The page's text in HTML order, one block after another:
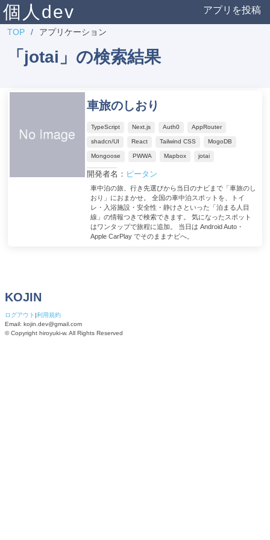
個人dev アプリを投稿
TOP アプリケーション
「jotai」の検索結果
車旅のしおり
TypeScript Next.js Auth0 AppRouter
shadcn/UI React Tailwind CSS MogoDB
Mongoose PWWA Mapbox jotai
開発者名： ピータン
車中泊の旅、行き先選びから当日のナビまで「車旅のし
おり」におまかせ。 全国の車中泊スポットを、トイ
レ・入浴施設・安全性・静けさといった「泊まる人目
線」の情報つきで検索できます。 気になったスポット
はワンタップで旅程に追加。 当日は Android Auto・
Apple CarPlay でそのままナビへ。
KOJIN
ログアウト |利用規約
Email: kojin.dev@gmail.com
© Copyright hiroyuki-w. All Rights Reserved